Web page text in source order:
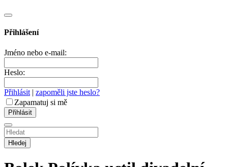
Přihlášení
Jméno nebo e-mail:
Heslo:
Přihlásit | zapoměli jste heslo?
Zapamatuj si mě
Hledej